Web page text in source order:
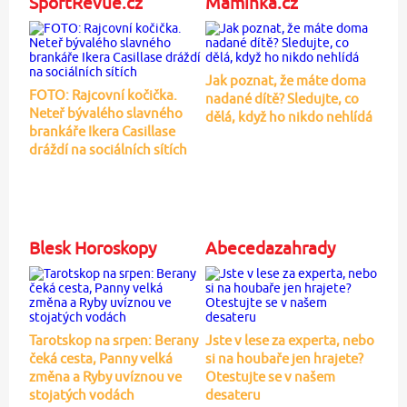
FOTO: Rajcovní kočička.
Neteř bývalého slavného
brankáře Ikera Casillase
dráždí na sociálních sítích
Jak poznat, že máte doma
nadané dítě? Sledujte, co
dělá, když ho nikdo nehlídá
Blesk Horoskopy
Tarotskop na srpen: Berany
čeká cesta, Panny velká
změna a Ryby uvíznou ve
stojatých vodách
Abecedazahrady
Jste v lese za experta, nebo
si na houbaře jen hrajete?
Otestujte se v našem
desateru